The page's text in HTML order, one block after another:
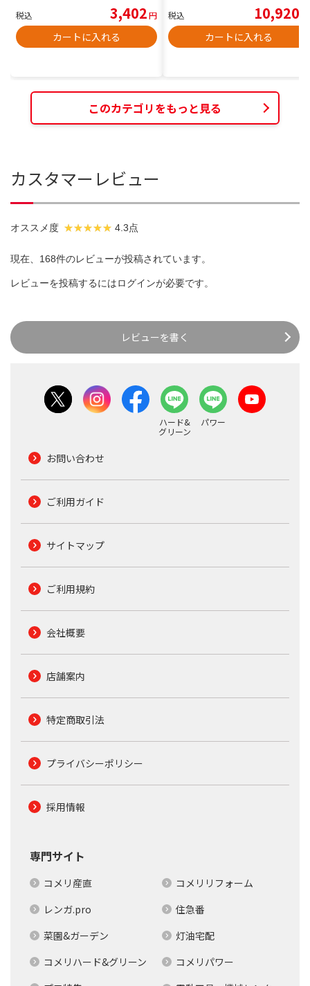
税込 3,402円
カートに入れる
税込 10,920
カートに入れる
このカテゴリをもっと見る
カスタマーレビュー
オススメ度 4.3点
現在、168件のレビューが投稿されています。
レビューを投稿するにはログインが必要です。
レビューを書く
ハード&
グリーン
パワー
お問い合わせ
ご利用ガイド
サイトマップ
ご利用規約
会社概要
店舗案内
特定商取引法
プライバシーポリシー
採用情報
専門サイト
コメリ産直
コメリリフォーム
レンガ.pro
住急番
菜園&ガーデン
灯油宅配
コメリハード&グリーン
コメリパワー